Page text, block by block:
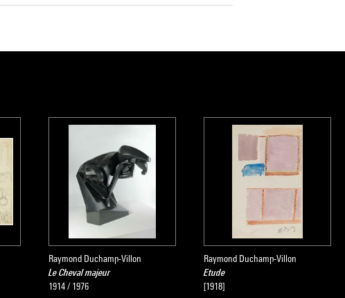
Raymond Duchamp-Villon
Le Cheval majeur
1914 / 1976
Raymond Duchamp-Villon
Etude
[1918]